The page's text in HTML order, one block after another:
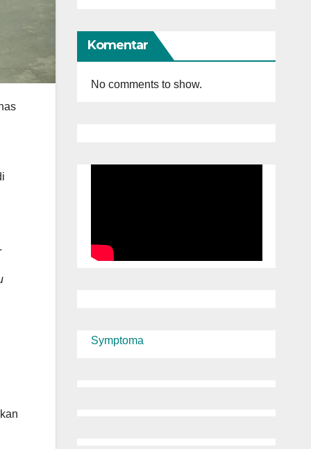
Komentar
No comments to show.
Symptoma